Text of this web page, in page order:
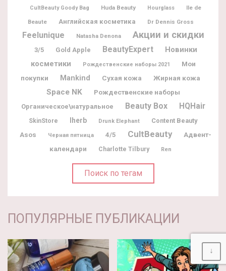
CultBeauty Goody Bag Huda Beauty Hourglass
Ile de
Beaute
Английская косметика Dr Dennis Gross
Feelunique Natasha Denona Акции и скидки
3/5 Gold Apple BeautyExpert
Новинки
косметики
Рождественские наборы 2021
Мои
покупки
Mankind Сухая кожа Жирная кожа
Space NK Рождественские наборы
Органическое\натуральное Beauty Box HQHair
SkinStore Iherb Drunk Elephant
Content Beauty
Asos
Черная пятница 4/5 CultBeauty
Адвент-
календари
Charlotte Tilbury Ren
Поиск по тегам
ПОПУЛЯРНЫЕ ПУБЛИКАЦИИ
↓